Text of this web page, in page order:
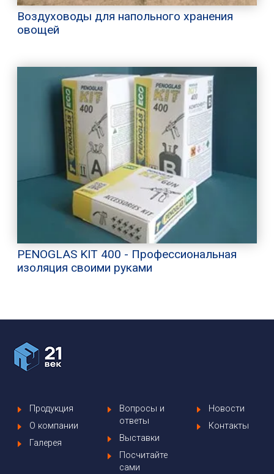
Воздуховоды для напольного хранения
овощей
PENOGLAS KIT 400 - Профессиональная
изоляция своими руками
Продукция
О компании
Галерея
Вопросы и
ответы
Выставки
Посчитайте
сами
Новости
Контакты